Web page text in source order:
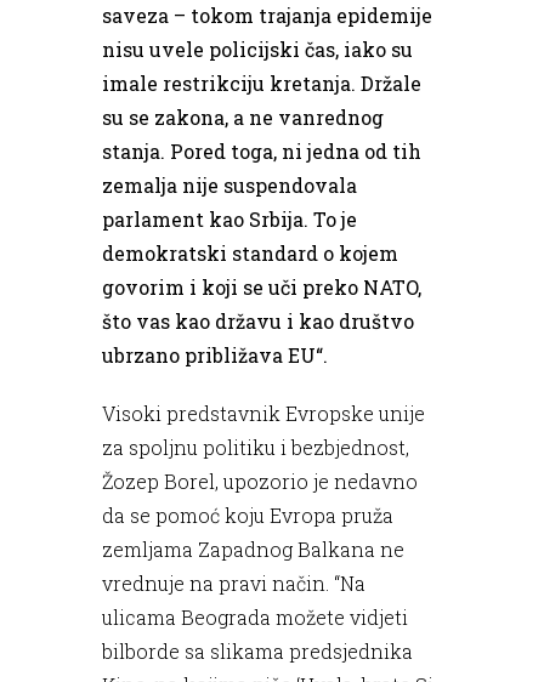
saveza – tokom trajanja epidemije
nisu uvele policijski čas, iako su
imale restrikciju kretanja. Držale
su se zakona, a ne vanrednog
stanja. Pored toga, ni jedna od tih
zemalja nije suspendovala
parlament kao Srbija. To je
demokratski standard o kojem
govorim i koji se uči preko NATO,
što vas kao državu i kao društvo
ubrzano približava EU“.
Visoki predstavnik Evropske unije
za spoljnu politiku i bezbjednost,
Žozep Borel, upozorio je nedavno
da se pomoć koju Evropa pruža
zemljama Zapadnog Balkana ne
vrednuje na pravi način. “Na
ulicama Beograda možete vidjeti
bilborde sa slikama predsjednika